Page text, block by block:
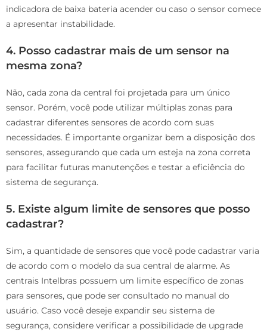
indicadora de baixa bateria acender ou caso o sensor comece
a apresentar instabilidade.
4. Posso cadastrar mais de um sensor na
mesma zona?
Não, cada zona da central foi projetada para um único
sensor. Porém, você pode utilizar múltiplas zonas para
cadastrar diferentes sensores de acordo com suas
necessidades. É importante organizar bem a disposição dos
sensores, assegurando que cada um esteja na zona correta
para facilitar futuras manutenções e testar a eficiência do
sistema de segurança.
5. Existe algum limite de sensores que posso
cadastrar?
Sim, a quantidade de sensores que você pode cadastrar varia
de acordo com o modelo da sua central de alarme. As
centrais Intelbras possuem um limite específico de zonas
para sensores, que pode ser consultado no manual do
usuário. Caso você deseje expandir seu sistema de
segurança, considere verificar a possibilidade de upgrade